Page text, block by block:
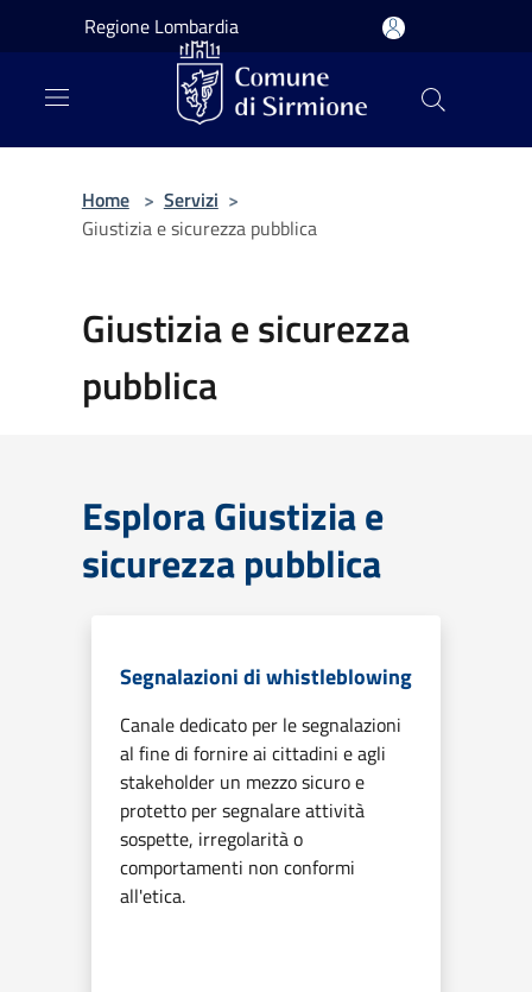
Salta al contenuto principale
Regione Lombardia
Home > Servizi >
Giustizia e sicurezza pubblica
Giustizia e sicurezza
pubblica
Esplora Giustizia e
sicurezza pubblica
Segnalazioni di whistleblowing
Canale dedicato per le segnalazioni
al fine di fornire ai cittadini e agli
stakeholder un mezzo sicuro e
protetto per segnalare attività
sospette, irregolarità o
comportamenti non conformi
all'etica.